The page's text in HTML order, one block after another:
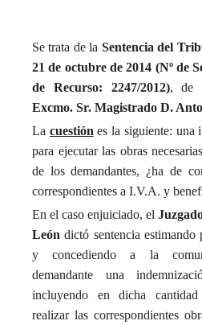
Se trata de la Sentencia del
21 de octubre de 2014 (Nº de
de Recurso: 2247/2012), de
Excmo. Sr. Magistrado D.
La cuestión es la siguiente: una
para ejecutar las obras
de los demandantes, ¿ha de
correspondientes a I.V.A. y
En el caso enjuiciado, el
León dictó sentencia estimando
y concediendo a la
demandante una
incluyendo en dicha cantidad
realizar las correspondientes